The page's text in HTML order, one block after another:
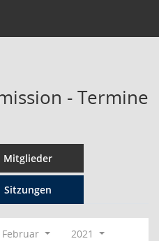
- Termine
Mitglieder
Sitzungen
Februar
2021